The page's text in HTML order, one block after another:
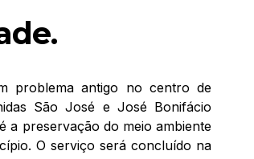
problema antigo no centro de
São José e José Bonifácio
a preservação do meio ambiente
O serviço será concluído na